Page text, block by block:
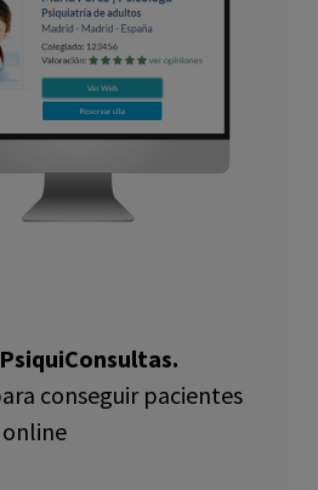
conseguir pacientes
online